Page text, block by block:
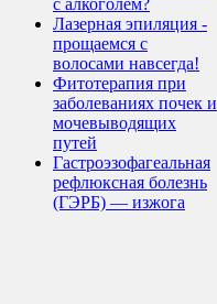
Лазерная эпиляция -
прощаемся с
волосами навсегда!
Фитотерапия при
заболеваниях почек и
мочевыводящих
путей
Гастроэзофагеальная
рефлюксная болезнь
(ГЭРБ) — изжога